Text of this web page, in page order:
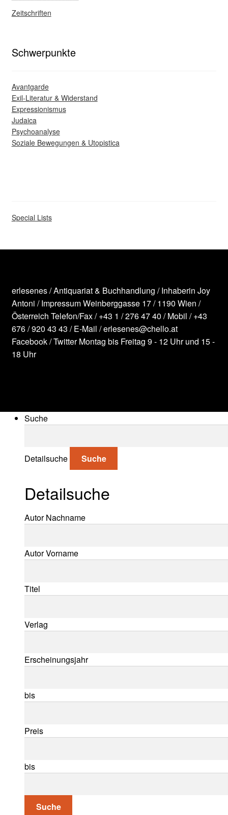
Zeitschriften
Schwerpunkte
Avantgarde
Exil-Literatur & Widerstand
Expressionismus
Judaica
Psychoanalyse
Soziale Bewegungen & Utopistica
Special Lists
erlesenes / Antiquariat & Buchhandlung / Inhaberin Joy
Antoni /ImpressumWeinberggasse 17 / 1190 Wien /
Österreich Telefon/Fax /+43 1 / 276 47 40 / Mobil /+43
676 / 920 43 43 / E-Mail /erlesenes@chello.at
Facebook/Twitter Montag bis Freitag 9 - 12 Uhr und 15 -
18 Uhr
Suche
Detailsuche Suche
Detailsuche
Suche nach:
Autor Nachname
Autor Vorname
Titel
Verlag
Erscheinungsjahr
bis
Preis
bis
Suche